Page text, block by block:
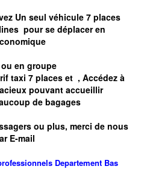
Un seul véhicule 7 places
pour se déplacer en
en groupe
taxi 7 places et , Accédez à
pouvant accueillir
de bagages
ou plus, merci de nous
E-mail
Departement Bas